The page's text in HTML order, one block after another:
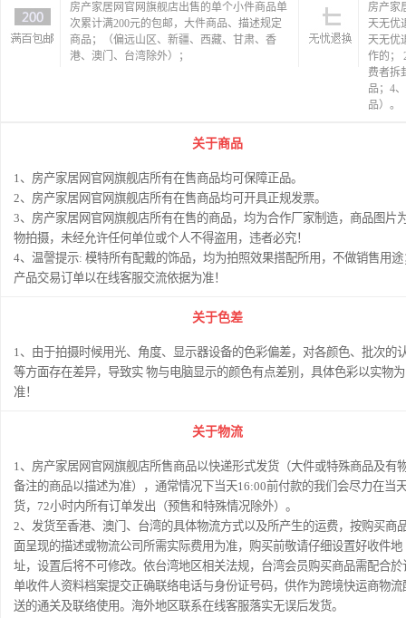
房产家居网官网旗舰店出售的单个小件商品单
次累计满200元的包邮，大件商品、描述规定
商品；（偏远山区、新疆、西藏、甘肃、香
港、澳门、台湾除外）；
房产家
天无优
天无优
作的；
费者拆
品；4
品）。
关于商品
1、房产家居网官网旗舰店所有在售商品均可保障正品。
2、房产家居网官网旗舰店所有在售商品均可开具正规发票。
3、房产家居网官网旗舰店所有在售的商品，均为合作厂家制造，商品图片
物拍摄，未经允许任何单位或个人不得盗用，违者必究！
4、温謦提示: 模特所有配戴的饰品，均为拍照效果搭配所用，不做销售用途
产品交易订单以在线客服交流依据为准！
关于色差
1、由于拍摄时候用光、角度、显示器设备的色彩偏差，对各颜色、批次的
等方面存在差异，导致实 物与电脑显示的颜色有点差别，具体色彩以实物为
准！
关于物流
1、房产家居网官网旗舰店所售商品以快递形式发货（大件或特殊商品及有
备注的商品以描述为准），通常情况下当天16:00前付款的我们会尽力在当
货，72小时内所有订单发出（预售和特殊情况除外）。
2、发货至香港、澳门、台湾的具体物流方式以及所产生的运费，按购买商
面呈现的描述或物流公司所需实际费用为准，购买前敬请仔细设置好收件地
址，设置后将不可修改。依台湾地区相关法规，台湾会员购买商品需配合於
单收件人资料档案提交正确联络电话与身份证号码，供作为跨境快运商物流
送的通关及联络使用。海外地区联系在线客服落实无误后发货。